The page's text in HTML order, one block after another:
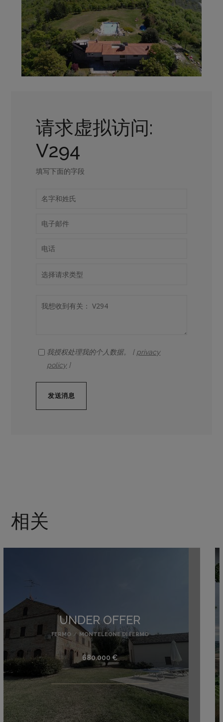
请求虚拟访问:
V294
填写下面的字段
我授权处理我的个人数据。 [ privacy
policy]
相关
意大利出售酒庄
SIENA / MONTEPULCIANO
私人洽谈